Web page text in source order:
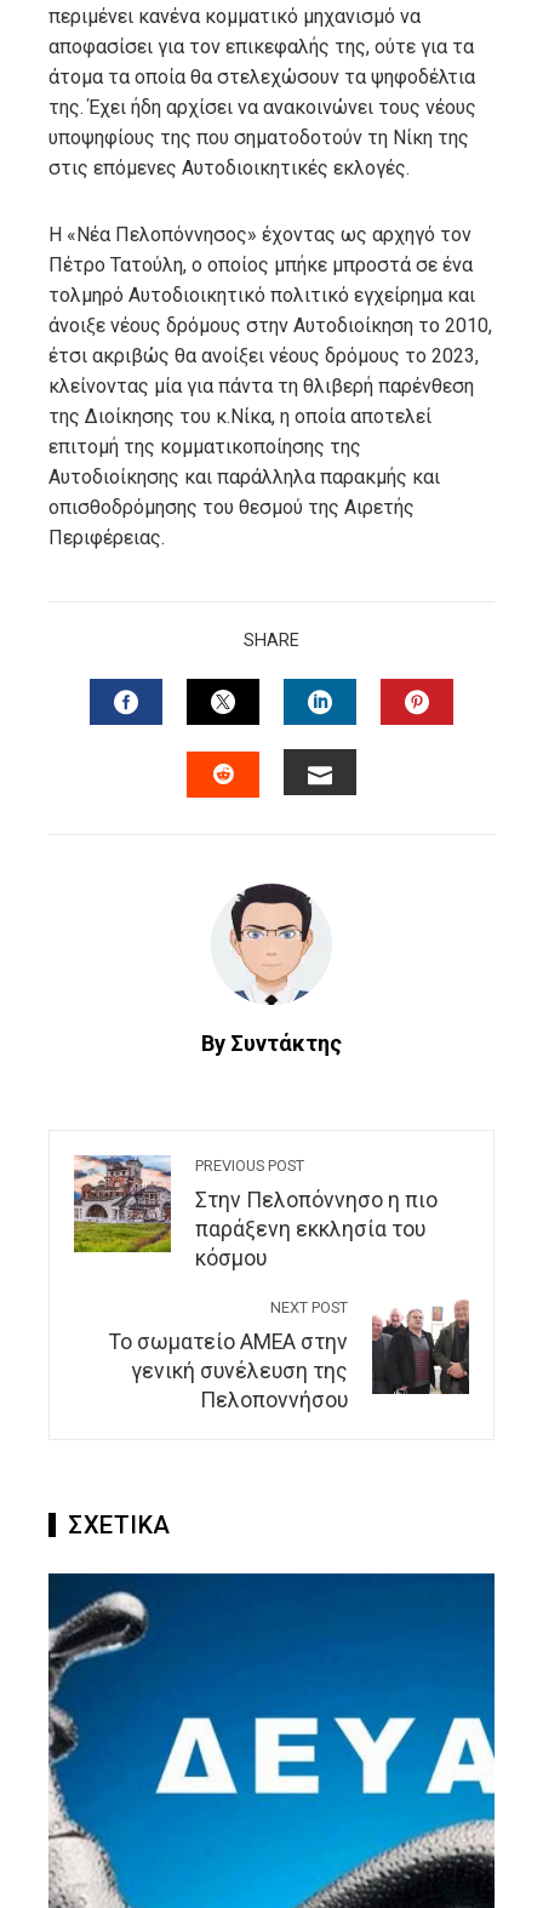
περιμένει κανένα κομματικό μηχανισμό να
αποφασίσει για τον επικεφαλής της, ούτε για τα
άτομα τα οποία θα στελεχώσουν τα ψηφοδέλτια
της. Έχει ήδη αρχίσει να ανακοινώνει τους νέους
υποψηφίους της που σηματοδοτούν τη Νίκη της
στις επόμενες Αυτοδιοικητικές εκλογές.
Η «Νέα Πελοπόννησος» έχοντας ως αρχηγό τον
Πέτρο Τατούλη, ο οποίος μπήκε μπροστά σε ένα
τολμηρό Αυτοδιοικητικό πολιτικό εγχείρημα και
άνοιξε νέους δρόμους στην Αυτοδιοίκηση το 2010,
έτσι ακριβώς θα ανοίξει νέους δρόμους το 2023,
κλείνοντας μία για πάντα τη θλιβερή παρένθεση
της Διοίκησης του κ.Νίκα, η οποία αποτελεί
επιτομή της κομματικοποίησης της
Αυτοδιοίκησης και παράλληλα παρακμής και
οπισθοδρόμησης του θεσμού της Αιρετής
Περιφέρειας.
SHARE
FACEBOOKTWITTERLINKEDIN
By Συντάκτης
PREVIOUS POST
Στην Πελοπόννησο η πιο
παράξενη εκκλησία του
κόσμου
NEXT POST
Το σωματείο ΑΜΕΑ στην
γενική συνέλευση της
Πελοποννήσου
ΣΧΕΤΙΚΑ